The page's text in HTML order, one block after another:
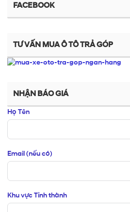
FACEBOOK
TƯ VẤN MUA Ô TÔ TRẢ GÓP
NHẬN BÁO GIÁ
Họ Tên
Email (nếu có)
Khu vực Tỉnh thành